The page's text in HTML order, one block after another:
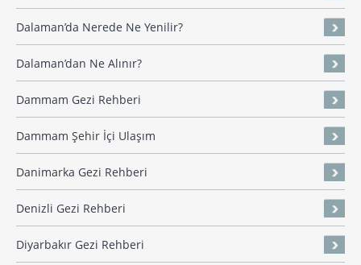
Dalaman’da Nerede Ne Yenilir?
Dalaman’dan Ne Alınır?
Dammam Gezi Rehberi
Dammam Şehir İçi Ulaşım
Danimarka Gezi Rehberi
Denizli Gezi Rehberi
Diyarbakır Gezi Rehberi